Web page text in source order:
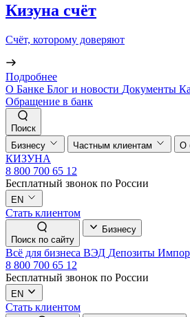
Кизуна счёт
Счёт, которому доверяют
Подробнее
О Банке Блог и новости Документы
Обращение в банк
Поиск
Бизнесу
Частным клиентам О
КИЗУНА
8 800 700 65 12
Бесплатный звонок по России
EN
Стать клиентом
Поиск по сайту
Бизнесу
Всё для бизнеса ВЭД Депозиты
8 800 700 65 12
Бесплатный звонок по России
EN
Стать клиентом